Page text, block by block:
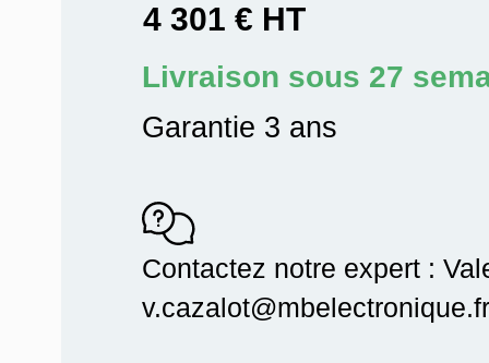
4 301 € HT
Livraison sous 27
Garantie 3 ans
Contactez notre expert :